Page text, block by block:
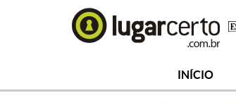
INÍCIO